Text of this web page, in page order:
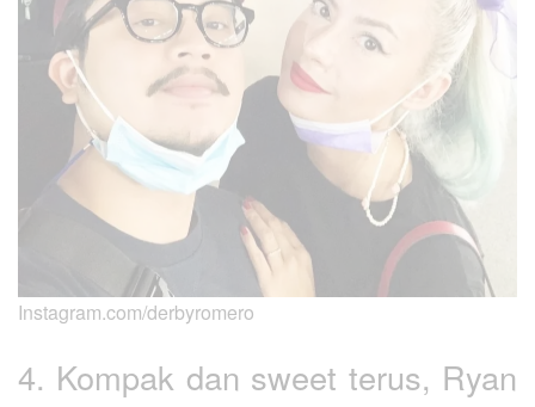
Instagram.com/derbyromero
4. Kompak dan sweet terus, Ryan